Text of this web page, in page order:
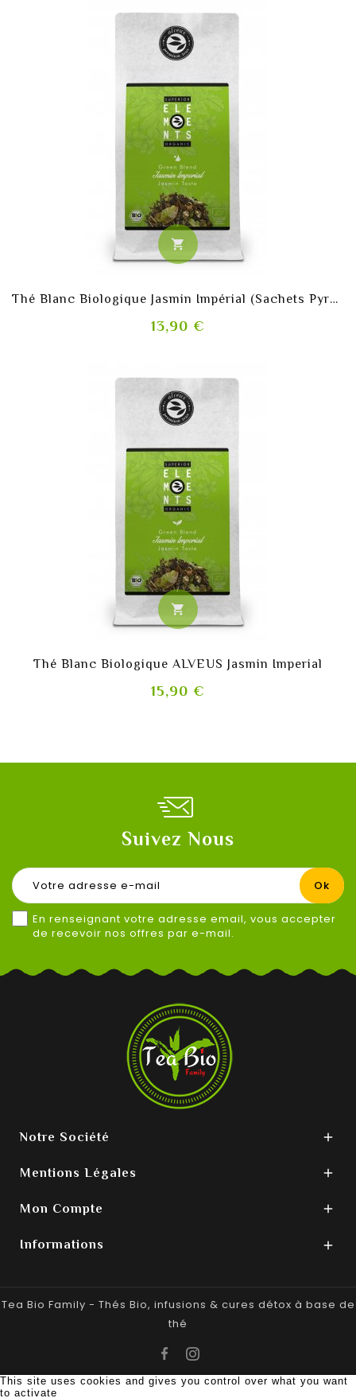
shopping_cart
Thé Blanc Biologique Jasmin Impérial (Sachets Pyramides)
13,90 €
shopping_cart
Thé Blanc Biologique ALVEUS Jasmin Imperial
15,90 €
Suivez Nous
En renseignant votre adresse email, vous accepter
de recevoir nos offres par e-mail.
Notre Société 
Mentions Légales 
Mon Compte 
Informations 
Tea Bio Family - Thés Bio, infusions & cures détox à base de
thé
© 2021 Tea Bio. Tous droits réservés -Web Studios Création
This site uses cookies and gives you control over what you want
to activate